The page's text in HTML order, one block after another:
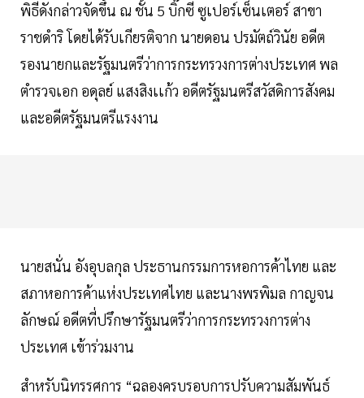
พิธีดังกล่าวจัดขึ้น ณ ชั้น 5 บิ๊กซี ซูเปอร์เซ็นเตอร์ สาขา
ราชดำริ โดยได้รับเกียรติจาก นายดอน ปรมัตถ์วินัย อดีต
รองนายกและรัฐมนตรีว่าการกระทรวงการต่างประเทศ พล
ตำรวจเอก อดุลย์ แสงสิงเเก้ว อดีตรัฐมนตรีสวัสดิการสังคม
และอดีตรัฐมนตรีแรงงาน
นายสนั่น อังอุบลกุล ประธานกรรมการหอการค้าไทย และ
สภาหอการค้าแห่งประเทศไทย และนางพรพิมล กาญจน
ลักษณ์ อดีตที่ปรึกษารัฐมนตรีว่าการกระทรวงการต่าง
ประเทศ เข้าร่วมงาน
สำหรับนิทรรศการ “ฉลองครบรอบการปรับความสัมพันธ์